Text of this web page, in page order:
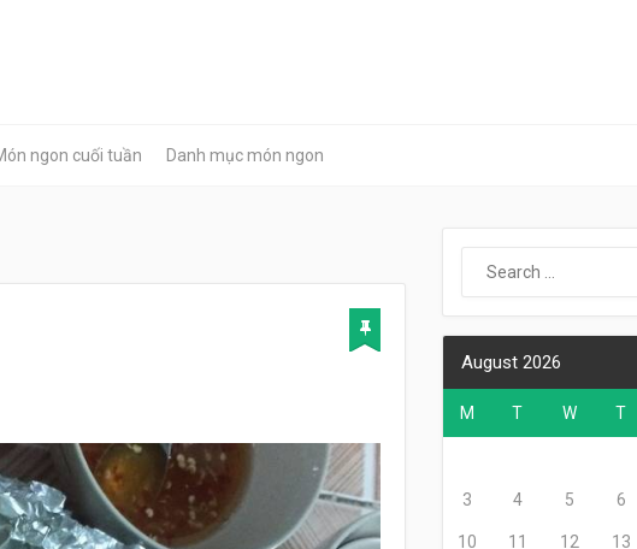
ngon cuối tuần Danh mục món ngon
August 2026
M T W T
3 4 5 6
10 11 12 13